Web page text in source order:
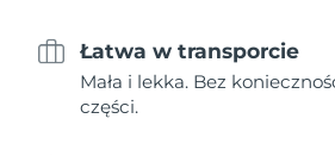
Łatwa w transporcie
Mała i lekka. Bez
części.